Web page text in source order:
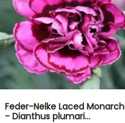
Feder-Nelke Laced Monarch
- Dianthus plumari…